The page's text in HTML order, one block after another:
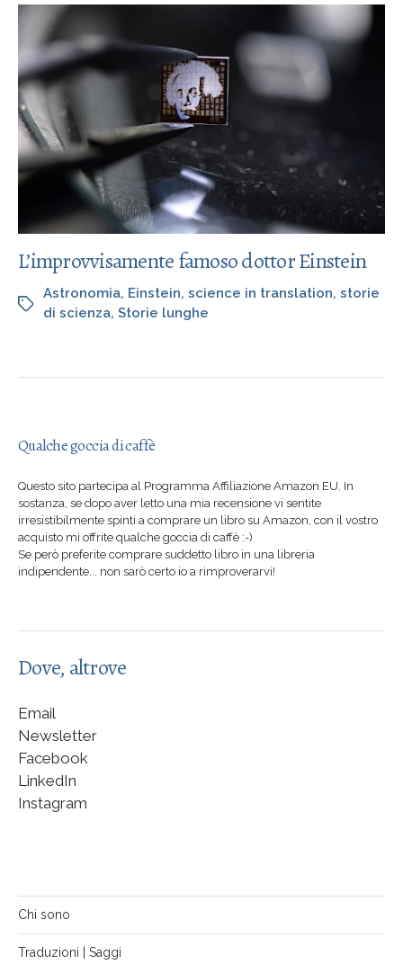
L’improvvisamente famoso dottor Einstein
Astronomia, Einstein, science in translation, storie
di scienza, Storie lunghe
Qualche goccia di caffè
Questo sito partecipa al Programma Affiliazione Amazon EU. In
sostanza, se dopo aver letto una mia recensione vi sentite
irresistibilmente spinti a comprare un libro su Amazon, con il vostro
acquisto mi offrite qualche goccia di caffè :-)
Se però preferite comprare suddetto libro in una libreria
indipendente... non sarò certo io a rimproverarvi!
Dove, altrove
Email
Newsletter
Facebook
LinkedIn
Instagram
Chi sono
Traduzioni | Saggi